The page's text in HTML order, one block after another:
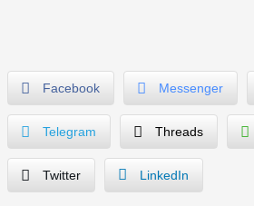
Facebook Messenger
Telegram Threads
Twitter LinkedIn